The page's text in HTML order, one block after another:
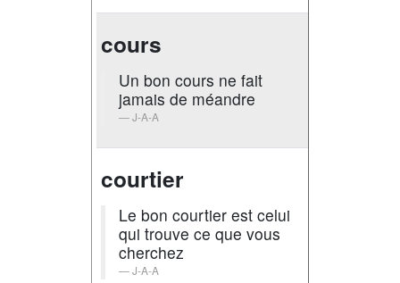
cours
Un bon cours ne fait
jamais de méandre
J-A-A
courtier
Le bon courtier est celui
qui trouve ce que vous
cherchez
J-A-A